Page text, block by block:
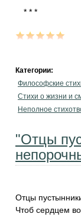
Категории:
Философские
Стихи о жизни и
Неполное
"Отцы
Отцы
Чтоб сердцем